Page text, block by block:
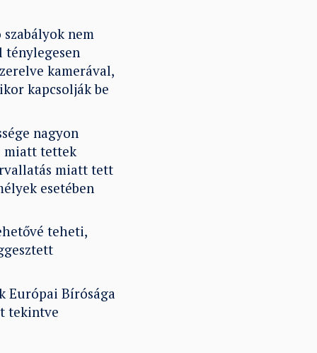
nem
ténylegesen
kamerával,
kapcsolják be
nagyon
miatt tettek
miatt tett
esetében
teheti,
Európai Bírósága
tekintve